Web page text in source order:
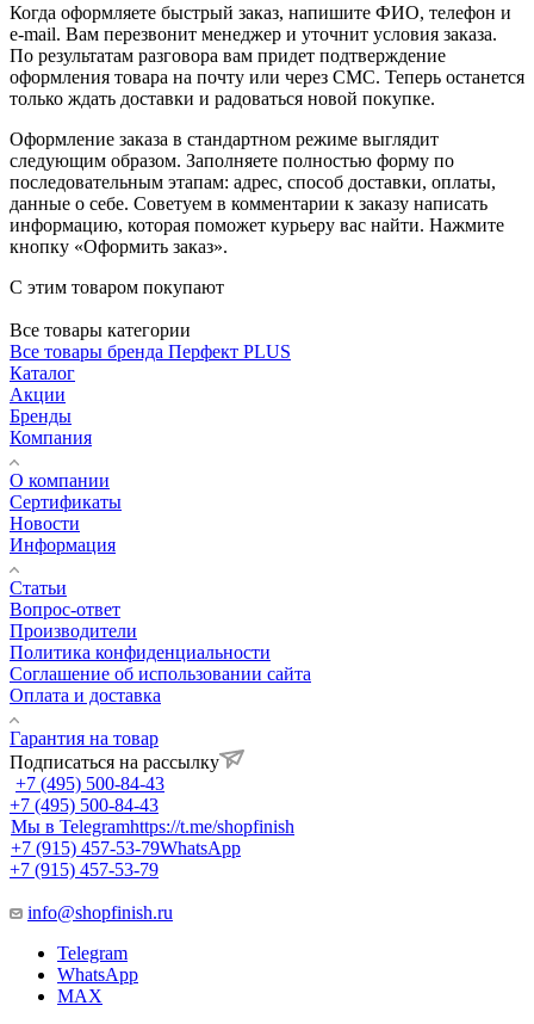
Когда оформляете быстрый заказ, напишите ФИО, телефон и
e-mail. Вам перезвонит менеджер и уточнит условия заказа.
По результатам разговора вам придет подтверждение
оформления товара на почту или через СМС. Теперь останется
только ждать доставки и радоваться новой покупке.
Оформление заказа в стандартном режиме выглядит
следующим образом. Заполняете полностью форму по
последовательным этапам: адрес, способ доставки, оплаты,
данные о себе. Советуем в комментарии к заказу написать
информацию, которая поможет курьеру вас найти. Нажмите
кнопку «Оформить заказ».
С этим товаром покупают
Все товары категории
Все товары бренда Перфект PLUS
Каталог
Акции
Бренды
Компания
О компании
Сертификаты
Новости
Информация
Статьи
Вопрос-ответ
Производители
Политика конфиденциальности
Соглашение об использовании сайта
Оплата и доставка
Гарантия на товар
Подписаться на рассылку
+7 (495) 500-84-43
+7 (495) 500-84-43
Мы в Telegramhttps://t.me/shopfinish
+7 (915) 457-53-79WhatsApp
+7 (915) 457-53-79
info@shopfinish.ru
Telegram
WhatsApp
MAX